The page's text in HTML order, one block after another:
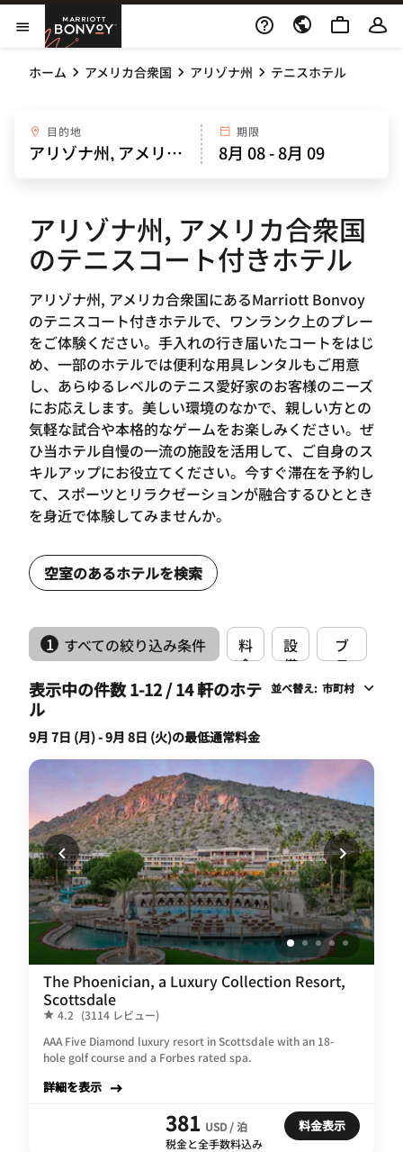
Skip to Content
メニューを開く
Marriott Bonvoy
ホーム アメリカ合衆国 アリゾナ州 テニスホテル
目的地 期限
アリゾナ州, アメリカ合衆国
のテニスコート付きホテル
アリゾナ州, アメリカ合衆国にあるMarriott Bonvoy
のテニスコート付きホテルで、ワンランク上のプレー
をご体験ください。手入れの行き届いたコートをはじ
め、一部のホテルでは便利な用具レンタルもご用意
し、あらゆるレベルのテニス愛好家のお客様のニーズ
にお応えします。美しい環境のなかで、親しい方との
気軽な試合や本格的なゲームをお楽しみください。ぜ
ひ当ホテル自慢の一流の施設を活用して、ご自身のス
キルアップにお役立てください。今すぐ滞在を予約し
て、スポーツとリラクゼーションが融合するひととき
を身近で体験してみませんか。
空室のあるホテルを検索
1 すべての絞り込み条件
料
金
設
備
ブ
ラ
ン
表示中の件数 1-12 / 14 軒のホテ
ル
並べ替え: 市町村
9月 7日 (月) - 9月 8日 (火)の最低通常料金
The Phoenician, a Luxury Collection Resort,
Scottsdale
4.2 (3114 レビュー)
AAA Five Diamond luxury resort in Scottsdale with an 18-
hole golf course and a Forbes rated spa.
詳細を表示
381 USD / 泊
税金と全手数料込み
料金表示